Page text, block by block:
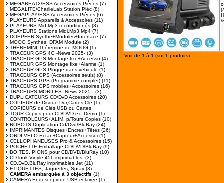
MEGABEAT2/ESS Accessoires,Pièces (7)
MEGALITE/CharlieLab,Station,Pièc (8)
MEGAPLAY/ESS Accessoires,Pièces (6)
PLAYEURS Appareils & Accessoires (11)
PLAYEURS Mid-Mp3 reconditionés (3)
PLAYEURS Stations Midi,Mp3,Mp4 (7)
DOEPFER Synthé+Modules+Interface (7)
MOOG Synthés: DFAM Module (2)
THEREMINI Thérémine de MOOG (1)
TRACEUR GPS 4G -News 2025- (3)
TRACEUR GPS Montage fixe+Accesso (4)
TRACEUR GPS Montage fixe+Alarme (1)
TRACEUR GPS Pluggé dans véhicule (1)
TRACEURS GPS (Accessoires seuls) (8)
TRACEURS GPS (Programme complet) (11)
TRACEURS GPS mobiles+Accessoires (16)
TRACEURS MOBILES -News 2025 - (3)
DUPLICATEURS CD/DvD Accessoires (20)
COPIEUR de Disque-Dur,Cartes,Clé (1)
COPIEURS de Clés USB ou Cartes
TOUR Copies pour CD/DVD ex. Démo (1)
CONTROLEURS+ALIM. p/Tours Copies (10)
ROBOTS Duplication Cd/Dvd/BluRay (24)
IMPRIMANTES Disques+Encres+Têtes (26)
ORDI-VELO Ecran+Capteur+Accessoi (1)
CELLOPHANEUSES Pro & Accessoires (15)
POCHETTE Emballage CD/DVD/BluRay (9)
BOITES, PIONS pour CD/DVD/BluRay (10)
CD look Vinyle 45t. imprimables (3)
CD,DvD,BluRay imprimables Jet (11)
ETIQUETTES, Jaquettes, Spray (3)
CAMERA embarquée à 3 objectifs (1)
CAMERA Endoscopique USB éclairée (1)
Voir de 1 à 1 (sur1 produits)